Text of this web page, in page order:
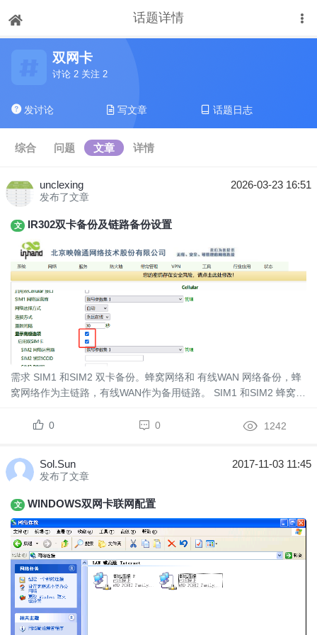
话题详情
下拉刷新
双网卡
讨论 2 关注 2
发讨论 写文章 话题日志
综合 问题 文章 详情
unclexing
发布了文章
2026-03-23 16:51
文 IR302双卡备份及链路备份设置
需求 SIM1 和SIM2 双卡备份。蜂窝网络和 有线WAN 网络备份，蜂
窝网络作为主链路，有线WAN作为备用链路。 SIM1 和SIM2 蜂窝网
路由切换回蜂窝网...
0 0 1242
Sol.Sun
发布了文章
2017-11-03 11:45
文 WINDOWS双网卡联网配置